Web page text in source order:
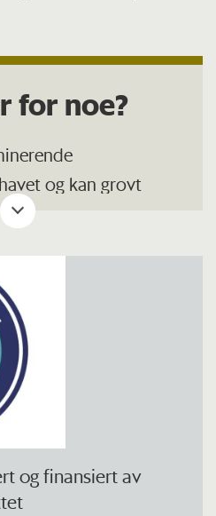
for noe?
og kan grovt
er knyttet til
fritt i vannet.
og fremst
for nesten all
i havet.
mikroskopiske
av omtrent 4.000
problemer av
og finansiert av